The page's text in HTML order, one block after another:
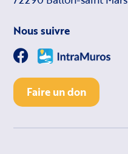
Nous suivre
Faire un don